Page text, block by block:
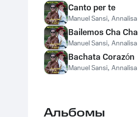
Canto per te
Manuel Sansi, Annalisa
Bailemos Cha Cha
Manuel Sansi, Annalisa
Bachata Corazón
Manuel Sansi, Annalisa
Альбомы